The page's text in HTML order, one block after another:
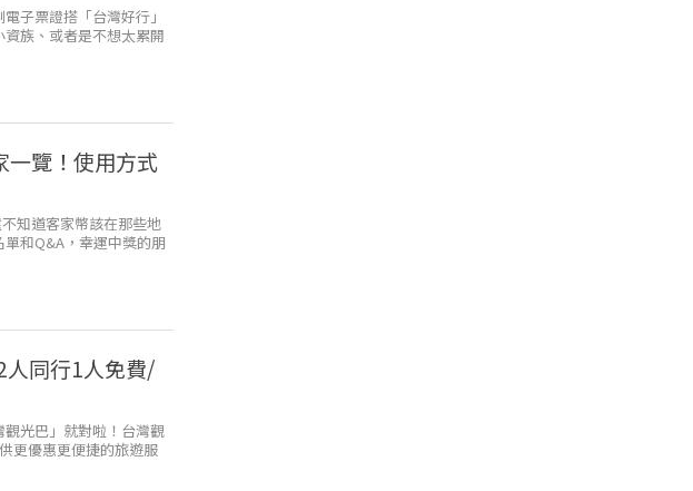
子票證搭「台灣好行」
族、或者是不想太累開
一覽！使用方式
知道客家幣該在那些地
和Q&A，幸運中獎的朋
人同行1人免費/
光巴」就對啦！台灣觀
更優惠更便捷的旅遊服